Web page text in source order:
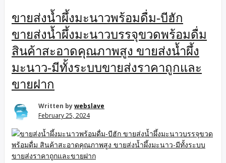
ขายส่งน้ำผึ้งมะนาวพร้อมดื่ม-บีฮัก
ขายส่งน้ำผึ้งมะนาวบรรจุขวดพร้อมดื่ม
สินค้าสะอาดคุณภาพสูง ขายส่งน้ำผึ้ง
มะนาว-มีทั้งระบบขายส่งราคาถูกและ
ขายฝาก
Written bywebslave
February 25, 2024